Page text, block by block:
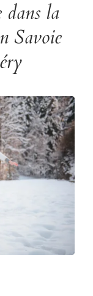
dans la
Savoie